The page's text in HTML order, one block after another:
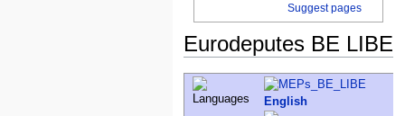
Suggest pages
Eurodeputes BE LIBE
Jump
Jump
English